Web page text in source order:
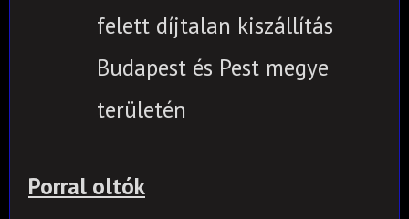
felett díjtalan kiszállítás
Budapest és Pest megye
területén
Porral oltók